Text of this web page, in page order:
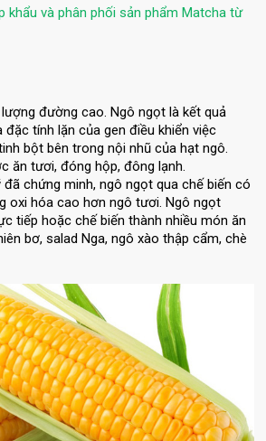
khẩu và phân phối sản phẩm Matcha từ
đường cao. Ngô ngọt là kết quả
đặc tính lặn của gen điều khiển việc
bột bên trong nội nhũ của hạt ngô.
ăn tươi, đóng hộp, đông lạnh.
chứng minh, ngô ngọt qua chế biến có
oxi hóa cao hơn ngô tươi. Ngô ngọt
tiếp hoặc chế biến thành nhiều món ăn
bơ, salad Nga, ngô xào thập cẩm, chè